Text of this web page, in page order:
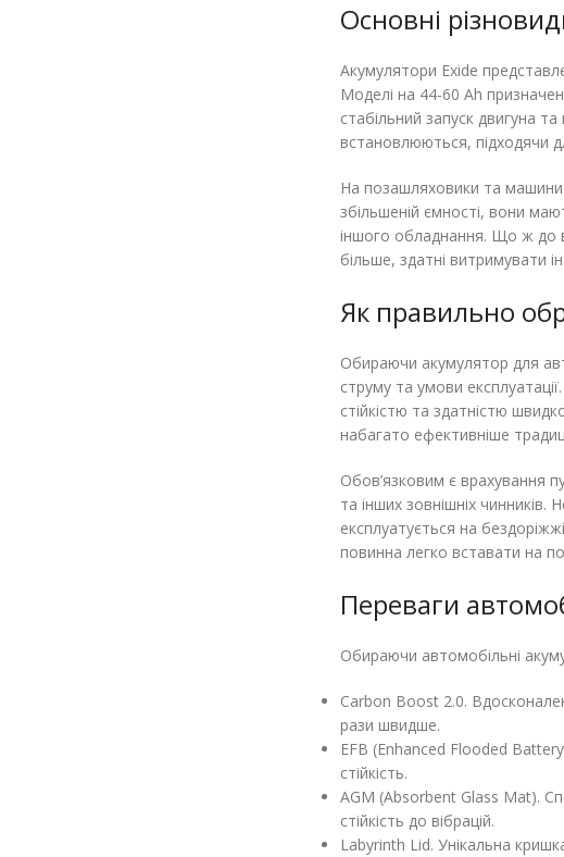
Основні
Акумулятори Exide
Моделі на 44-60 Ah
стабільний запуск двигуна
встановлюються, підходячи
На позашляховики та
збільшеній ємності, вони
іншого обладнання. Що ж до
більше, здатні витримувати
Як правильно
Обираючи акумулятор для
струму та умови
стійкістю та здатністю
набагато ефективніше
Обов’язковим є врахування
та інших зовнішніх
експлуатується на
повинна легко вставати на
Переваги
Обираючи автомобільні
Carbon Boost 2.0.
рази швидше.
EFB (Enhanced Flooded
стійкість.
AGM (Absorbent Glass Mat).
стійкість до вібрацій.
Labyrinth Lid. Унікальна